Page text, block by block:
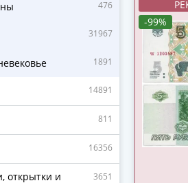
476
31967
1891
14891
811
16356
открытки и
3651
-99%